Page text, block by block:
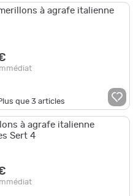
à agrafe italienne
que3 articles
à agrafe italienne
Sert 4